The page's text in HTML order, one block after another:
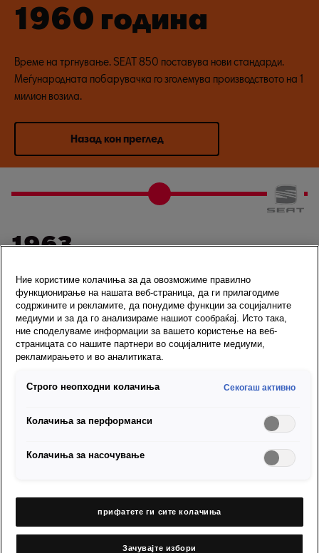
1960 година
Време на тргнување. SEAT 850 поставува нови стандарди.
Меѓународната побарувачка го зголемува производството на 1
милион возила.
Назад кон преглед
1963
Врвниот модел SEAT 1500 ги заменува 1400 во сегментот од
повисоката класа. Времињата се менуваат - и одиме со нив.
Инаугурацијата на нашето ново седиште во Мадрид е
непогрешлив знак дека можеме да продолжиме: нагоре и
Ние користиме колачиња за да овозможиме правилно
функционирање на нашата веб-страница, да ги прилагодиме
содржините и рекламите, да понудиме функции за социјалните
медиуми и за да го анализираме нашиот сообраќај. Исто така,
ние споделуваме информации за вашето користење на веб-
страницата со нашите партнери во социјалните медиуми,
рекламирањето и во аналитиката.
Строго неопходни колачиња Секогаш активно
Колачиња за перформанси
Колачиња за насочување
прифатете ги сите колачиња
Зачувајте избори